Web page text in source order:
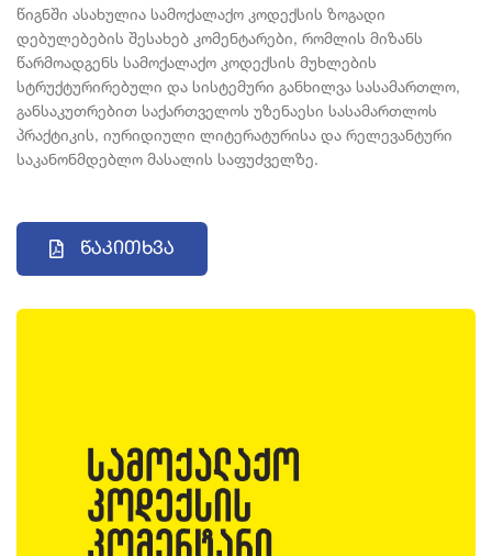
წიგნში ასახულია სამოქალაქო კოდექსის ზოგადი
დებულებების შესახებ კომენტარები, რომლის მიზანს
წარმოადგენს სამოქალაქო კოდექსის მუხლების
სტრუქტურირებული და სისტემური განხილვა სასამართლო,
განსაკუთრებით საქართველოს უზენაესი სასამართლოს
პრაქტიკის, იურიდიული ლიტერატურისა და რელევანტური
საკანონმდებლო მასალის საფუძველზე.
Წაკითხვა